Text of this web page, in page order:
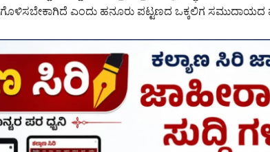
ಎಂದು ಹನೂರು ಪಟ್ಟಣದ ಒಕ್ಕಲಿಗ ಸಮುದಾಯದ